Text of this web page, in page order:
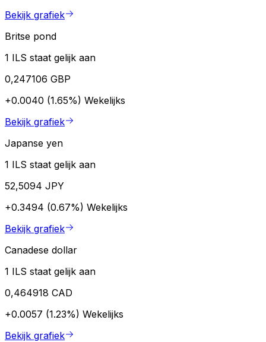
Bekijk grafiek
Britse pond
1 ILS staat gelijk aan
0,247106 GBP
+0.0040 (1.65%) Wekelijks
Bekijk grafiek
Japanse yen
1 ILS staat gelijk aan
52,5094 JPY
+0.3494 (0.67%) Wekelijks
Bekijk grafiek
Canadese dollar
1 ILS staat gelijk aan
0,464918 CAD
+0.0057 (1.23%) Wekelijks
Bekijk grafiek